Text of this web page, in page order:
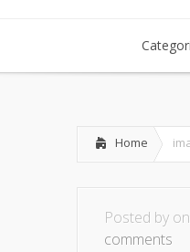
Home
Posted by
comments